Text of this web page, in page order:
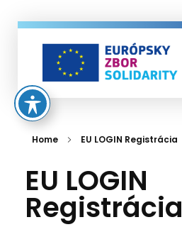
Home EU LOGIN Registrácia
EU LOGIN
Registrácia